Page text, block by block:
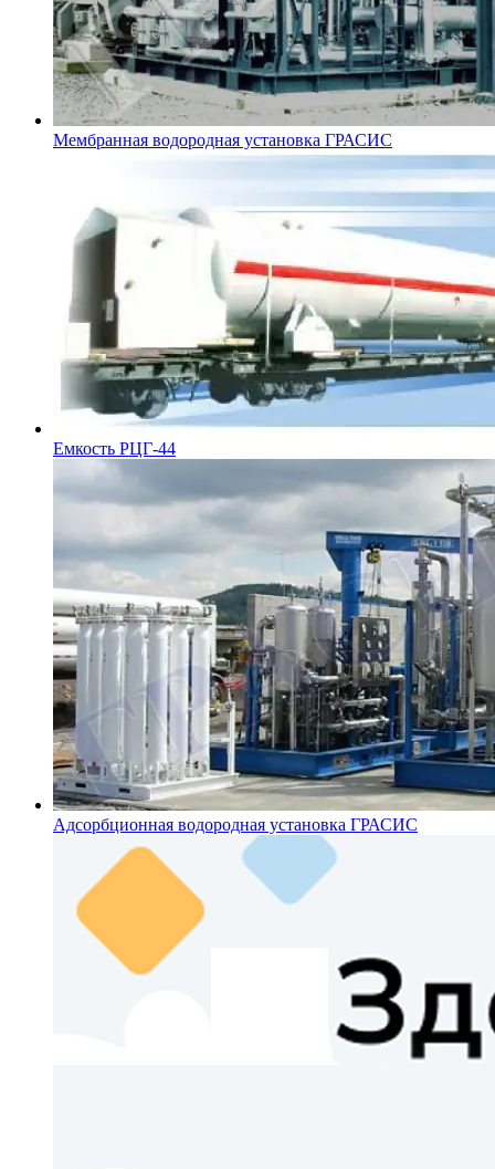
Мембранная водородная установка ГРАСИС
Емкость РЦГ-44
Адсорбционная водородная установка ГРАСИС